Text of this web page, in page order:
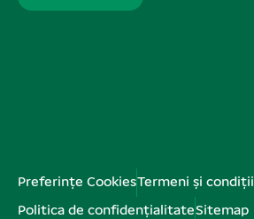
Preferințe CookiesTermeni și condiții
Politica de confidențialitateSitemap